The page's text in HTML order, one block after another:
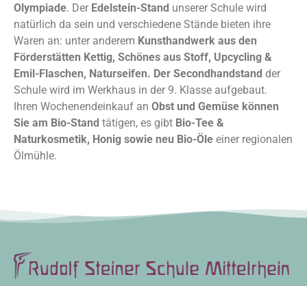
Olympiade. Der Edelstein-Stand unserer Schule wird
natürlich da sein und verschiedene Stände bieten ihre
Waren an: unter anderem Kunsthandwerk aus den
Förderstätten Kettig, Schönes aus Stoff, Upcycling &
Emil-Flaschen, Naturseifen. Der Secondhandstand der
Schule wird im Werkhaus in der 9. Klasse aufgebaut.
Ihren Wochenendeinkauf an Obst und Gemüse können
Sie am Bio-Stand tätigen, es gibt Bio-Tee &
Naturkosmetik, Honig sowie neu Bio-Öle einer regionalen
Ölmühle.